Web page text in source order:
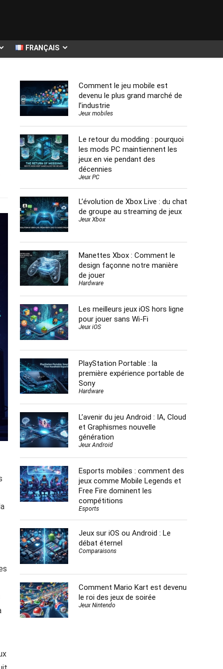
FRANÇAIS
Comment le jeu mobile est
devenu le plus grand marché de
l’industrie
Jeux mobiles
Le retour du modding : pourquoi
les mods PC maintiennent les
jeux en vie pendant des
décennies
Jeux PC
L’évolution de Xbox Live : du chat
de groupe au streaming de jeux
Jeux Xbox
Manettes Xbox : Comment le
design façonne notre manière
de jouer
Hardware
Les meilleurs jeux iOS hors ligne
pour jouer sans Wi-Fi
Jeux iOS
PlayStation Portable : la
première expérience portable de
Sony
Hardware
L’avenir du jeu Android : IA, Cloud
et Graphismes nouvelle
génération
Jeux Android
Esports mobiles : comment des
jeux comme Mobile Legends et
Free Fire dominent les
compétitions
Esports
Jeux sur iOS ou Android : Le
débat éternel
Comparaisons
Comment Mario Kart est devenu
le roi des jeux de soirée
Jeux Nintendo